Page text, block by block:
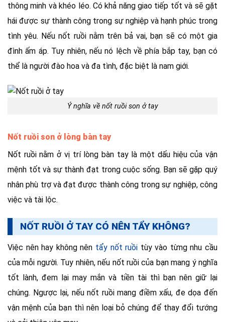
thông minh và khéo léo. Có khả năng giao tiếp tốt và sẽ gặt
hái được sự thành công trong sự nghiệp và hạnh phúc trong
tình yêu. Nếu nốt ruồi nằm trên bả vai, bạn sẽ có một gia
đình ấm áp. Tuy nhiên, nếu nó lệch về phía bắp tay, bạn có
thể là người đào hoa và đa tình, đặc biệt là nam giới.
Ý nghĩa về nốt ruồi son ở tay
Nốt ruồi son ở lòng bàn tay
Nốt ruồi nằm ở vị trí lòng bàn tay là một dấu hiệu của vận
mệnh tốt và sự thành đạt trong cuộc sống. Bạn sẽ gặp quý
nhân phù trợ và đạt được thành công trong sự nghiệp, công
việc và tài lộc.
NỐT RUỒI Ở TAY CÓ NÊN TẨY KHÔNG?
Việc nên hay không nên tẩy nốt ruồi tùy vào từng nhu cầu
của mỗi người. Tuy nhiên, nếu nốt ruồi của bạn mang ý nghĩa
tốt lành, đem lại may mắn và tiền tài thì bạn nên giữ lại
chúng. Ngược lại, nếu nốt ruồi mang điềm xấu, đe dọa đến
vận mệnh của bạn thì nên loại bỏ chúng để thay đổi tướng